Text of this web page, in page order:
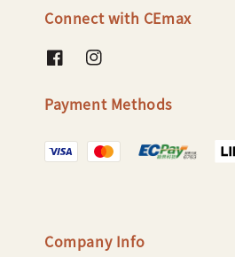
Connect with CEmax
Payment Methods
Company Info